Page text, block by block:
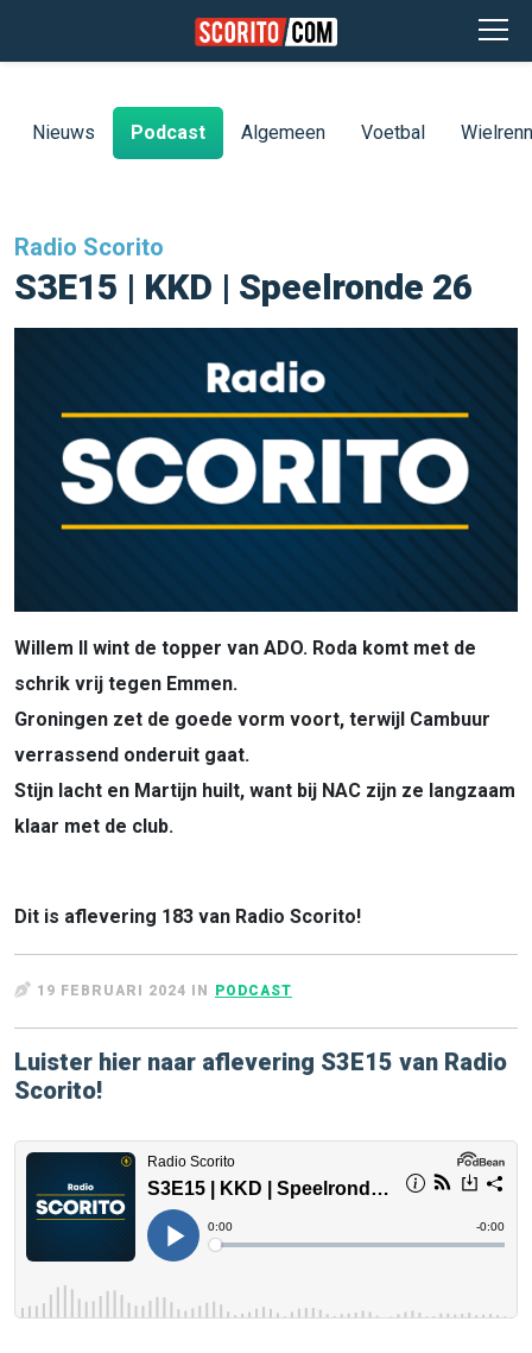
Nieuws Podcast Algemeen Voetbal
Radio Scorito
S3E15 | KKD | Speelronde 26
Willem II wint de topper van ADO. Roda komt met de
schrik vrij tegen Emmen.
Groningen zet de goede vorm voort, terwijl Cambuur
verrassend onderuit gaat.
Stijn lacht en Martijn huilt, want bij NAC zijn ze langzaam
klaar met de club.
Dit is aflevering 183 van Radio Scorito!
19 FEBRUARI 2024 IN PODCAST
Luister hier naar aflevering S3E15 van Radio
Scorito!